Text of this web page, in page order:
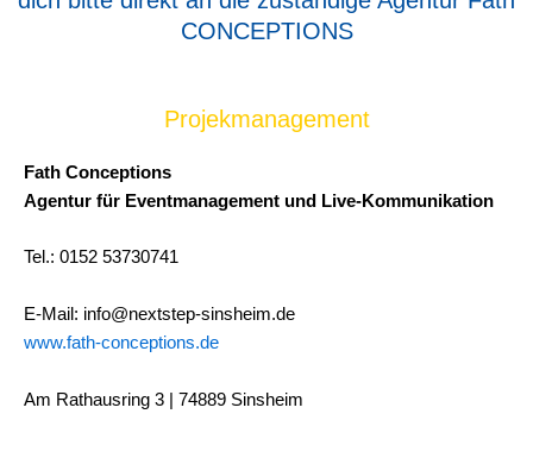
CONCEPTIONS
Projekmanagement
Fath Conceptions
Agentur für Eventmanagement und Live-Kommunikation
Tel.: 0152 53730741
E-Mail: info@nextstep-sinsheim.de
www.fath-conceptions.de
Am Rathausring 3 | 74889 Sinsheim